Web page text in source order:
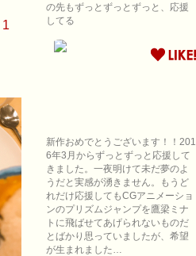
1
の先もずっとずっとずっと、応援
してる
新作おめでとうございます！！201
6年3月からずっとずっと応援して
きました。一夜明けて未だ夢のよ
うだと実感が湧きません。もうど
れだけ応援してもCGアニメーショ
ンのプリズムジャンプを鷹梁ミナ
トに飛ばせてあげられないものだ
とばかり思っていましたが、希望
が生まれました…